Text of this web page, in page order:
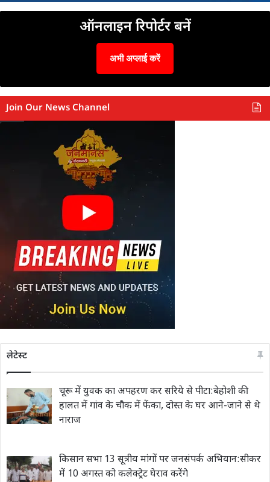
ऑनलाइन रिपोर्टर बनें
अभी अप्लाई करें
Join Our News Channel
लेटेस्ट
चूरू में युवक का अपहरण कर सरिये से पीटा:बेहोशी की
हालत में गांव के चौक में फेंका, दोस्त के घर आने-जाने से थे
नाराज
किसान सभा 13 सूत्रीय मांगों पर जनसंपर्क अभियान:सीकर
में 10 अगस्त को कलेक्ट्रेट घेराव करेंगे